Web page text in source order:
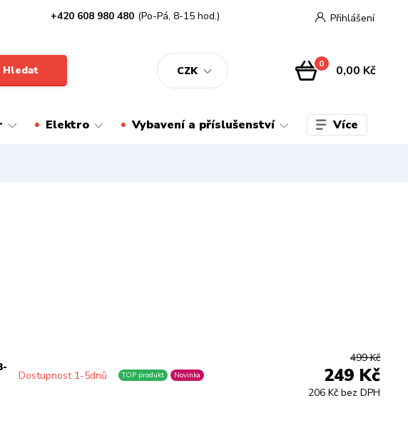
CZK
Přihlášení
Hledat
+420 608 980 480 (Po-Pá, 8-15 hod.)
0 0,00 Kč
Elektro Vybavení a příslušenství Více
Dostupnost 1-5dnů TOP produkt Novinka
499 Kč
249 Kč
206 Kč bez DPH